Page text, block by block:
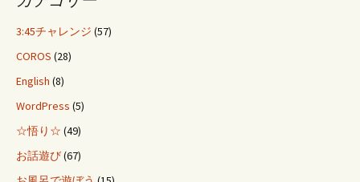
3:45チャレンジ (57)
COROS (28)
English (8)
WordPress (5)
☆悟り☆ (49)
お話遊び(67)